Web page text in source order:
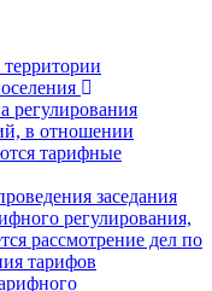
регулирования
в отношении
тарифные
заседания
регулирования,
рассмотрение дел по
тарифов